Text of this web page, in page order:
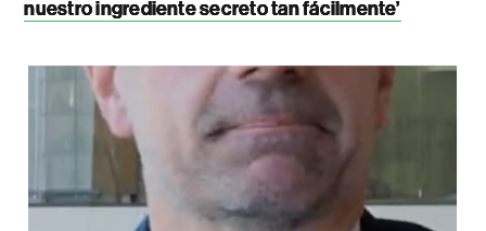
nuestro ingrediente secreto tan fácilmente’